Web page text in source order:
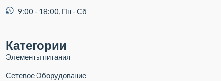
9:00 - 18:00, Пн - Сб
Категории
Элементы питания
Сетевое Оборудование